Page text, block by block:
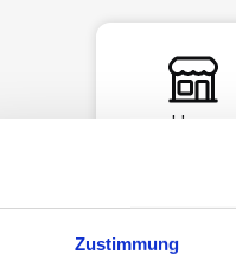
Zustimmung
Haus